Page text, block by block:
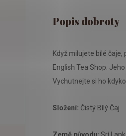
Když milujete bílé
English Tea Shop.
Vychutnejte si ho
Složení: Čistý Bílý Čaj